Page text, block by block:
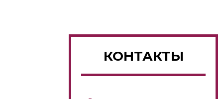
КОНТАКТЫ